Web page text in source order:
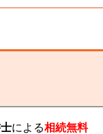
による相続無料